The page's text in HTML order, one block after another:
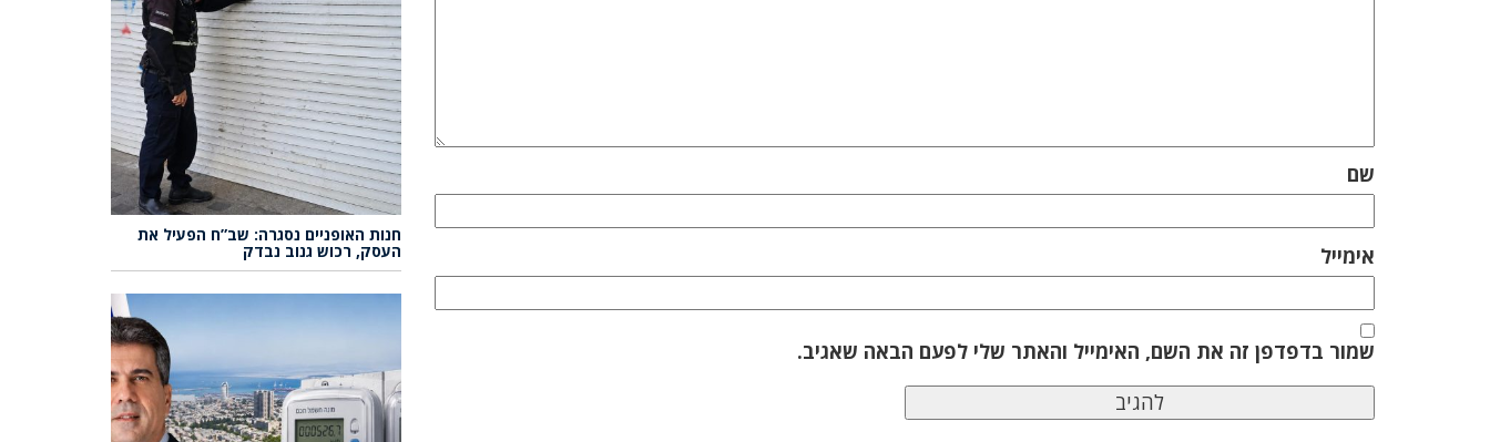
שם
אימייל
שמור בדפדפן זה את השם, האימייל והאתר שלי לפעם הבאה שאגיב.
חנות האופניים נסגרה: שב”ח הפעיל את
העסק, רכוש גנוב נבדק